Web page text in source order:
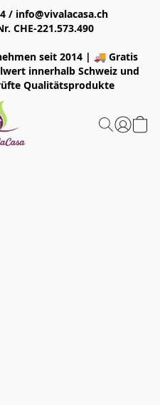
/ info@vivalacasa.ch
CHE-221.573.490
seit 2014 | 🚚 Gratis
innerhalb Schweiz und
Qualitätsprodukte